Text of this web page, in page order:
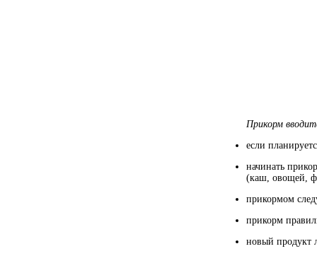
Прикорм
если
начинать
(каш, овощей,
прикормом
прикорм
новый продукт